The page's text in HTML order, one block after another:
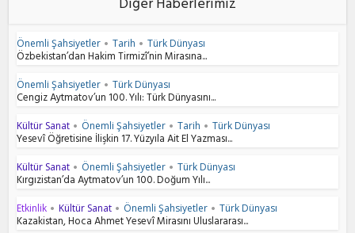
Diğer Haberlerimiz
Önemli Şahsiyetler • Tarih • Türk Dünyası
Özbekistan’dan Hakim Tirmizî’nin Mirasına...
Önemli Şahsiyetler • Türk Dünyası
Cengiz Aytmatov’un 100. Yılı: Türk Dünyasını...
Kültür Sanat • Önemli Şahsiyetler • Tarih • Türk Dünyası
Yesevî Öğretisine İlişkin 17. Yüzyıla Ait El Yazması...
Kültür Sanat • Önemli Şahsiyetler • Türk Dünyası
Kırgızistan’da Aytmatov’un 100. Doğum Yılı...
Etkinlik • Kültür Sanat • Önemli Şahsiyetler • Türk Dünyası
Kazakistan, Hoca Ahmet Yesevî Mirasını Uluslararası...